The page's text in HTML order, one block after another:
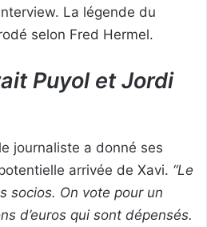
La légende du
selon Fred Hermel.
Puyol et Jordi
journaliste a donné ses
arrivée de Xavi. “Le
socios. On vote pour un
d’euros qui sont dépensés.